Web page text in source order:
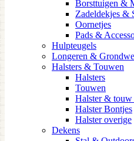
Borsttuigen &
Zadeldekjes &
Oornetjes
Pads &
Hulpteugels
Longeren &
Halsters & Touwen
Halsters
Touwen
Halster & touw
Halster Bontjes
Halster overige
Dekens